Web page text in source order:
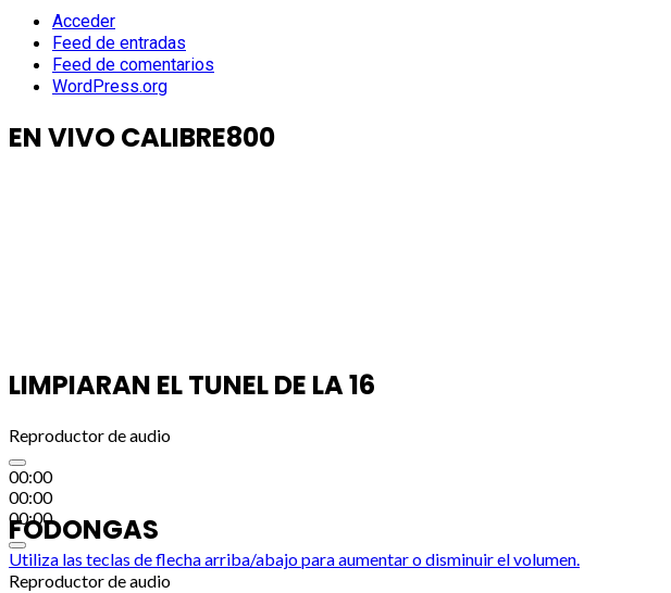
Acceder
Feed de entradas
Feed de comentarios
WordPress.org
EN VIVO CALIBRE800
LIMPIARAN EL TUNEL DE LA 16
Reproductor de audio
00:00
00:00
00:00
Utiliza las teclas de flecha arriba/abajo para aumentar o disminuir el volumen.
FODONGAS
Reproductor de audio